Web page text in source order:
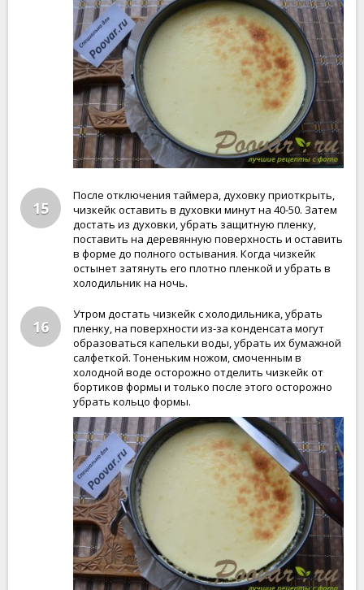
15
После отключения таймера, духовку приоткрыть,
чизкейк оставить в духовки минут на 40-50. Затем
достать из духовки, убрать защитную пленку,
поставить на деревянную поверхность и оставить
в форме до полного остывания. Когда чизкейк
остынет затянуть его плотно пленкой и убрать в
холодильник на ночь.
16
Утром достать чизкейк с холодильника, убрать
пленку, на поверхности из-за конденсата могут
образоваться капельки воды, убрать их бумажной
салфеткой. Тоненьким ножом, смоченным в
холодной воде осторожно отделить чизкейк от
бортиков формы и только после этого осторожно
убрать кольцо формы.